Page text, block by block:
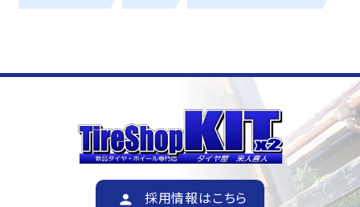
採用情報はこちら